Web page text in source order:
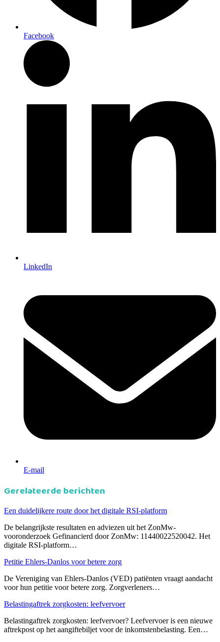
Facebook
LinkedIn
E-mail
Gerelateerde berichten
Een duidelijkere route door het digitale RSI-platform
De belangrijkste resultaten en adviezen uit het ZonMw-
vooronderzoek Gefinancierd door ZonMw: 11440022520042. Het
digitale RSI-platform…
Petitie Ehlers-Danlos voor betere zorg
De Vereniging van Ehlers-Danlos (VED) patiënten vraagt aandacht
voor hun petitie voor betere zorg. Zorgverleners…
Belastingaftrek zorgkosten: leefvervoer
Belastingaftrek zorgkosten: leefvervoer? Leefvervoer is een nieuwe
aftrekpost op het aangiftebiljet voor de inkomstenbelasting. Een…